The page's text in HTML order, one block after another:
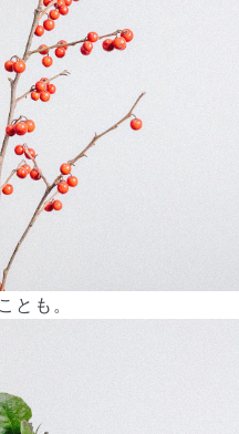
たら？
」「折れている」などの
とでもお気軽にサポート
て補償いたします。
とも。